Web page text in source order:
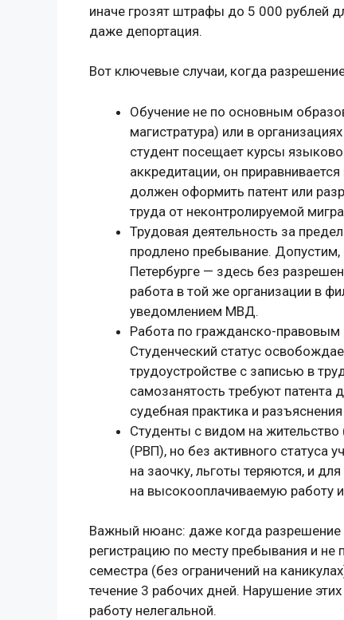
иначе грозят штрафы до 5 000 рублей
даже депортация.
Вот ключевые случаи, когда
Обучение не по основным
магистратура) или в
студент посещает курсы
аккредитации, он
должен оформить патент или
труда от неконтролируемой
Трудовая деятельность за
продлено пребывание. Допустим,
Петербурге — здесь без
работа в той же организации в
уведомлением МВД.
Работа по гражданско-
Студенческий статус
трудоустройстве с записью в
самозанятость требуют патента
судебная практика и
Студенты с видом на
(РВП), но без активного статуса
на заочку, льготы теряются, и
на высокооплачиваемую работу
Важный нюанс: даже когда разрешение
регистрацию по месту пребывания и
семестра (без ограничений на
течение 3 рабочих дней. Нарушение
работу нелегальной.